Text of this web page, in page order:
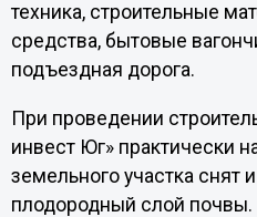
техника, строительные
средства, бытовые
подъездная дорога.
При проведении
инвест Юг» практически
земельного участка снят
плодородный слой